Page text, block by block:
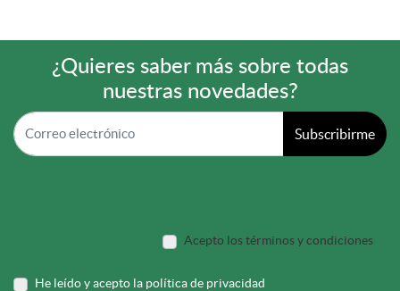
¿Quieres saber más sobre todas
nuestras novedades?
Subscribirme
Acepto los términos y condiciones
He leído y acepto la política de privacidad